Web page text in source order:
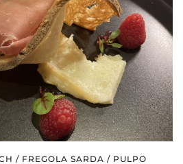
/ FREGOLA SARDA / PULPO